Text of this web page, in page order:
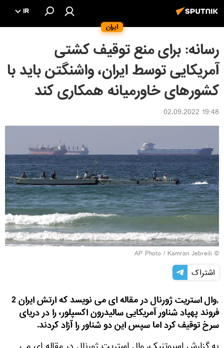
ایران
IR
رسانه: برای منع توقیف کشتی
آمریکایی توسط ایران، واشنگتن باید با
کشورهای خاورمیانه همکاری کند
19:48 02.09.2022
© AP Photo / Kamran Jebreili
اشتراک
,وال استریت ژورنال در مقاله ای می نویسد که ارتش ایران 2
فروند پهپاد شناور آمریکایی سالیدرون اکسپلور، را در دریای
سرخ توقیف کرد اما سپس این دو شناور را آزاد کردند.